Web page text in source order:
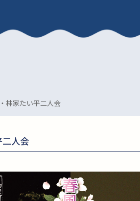
林家たい平二人会
人会